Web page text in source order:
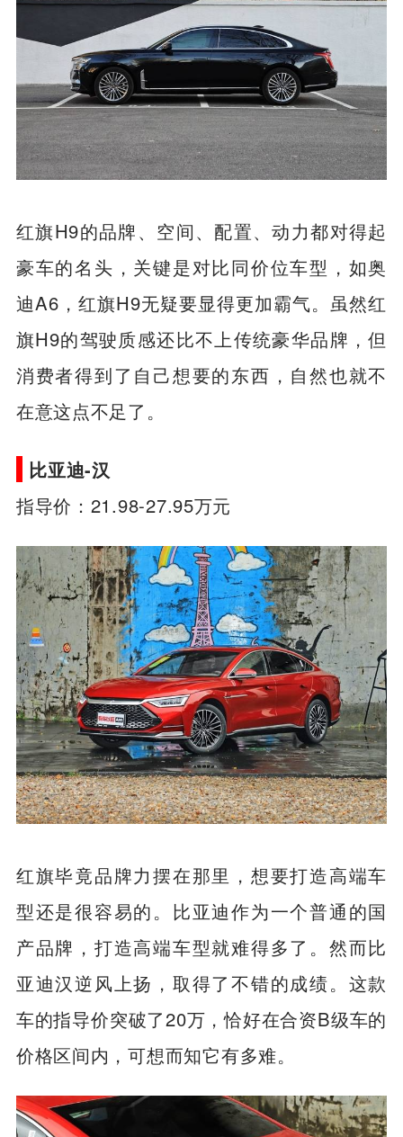
红旗H9的品牌、空间、配置、动力都对得起
豪车的名头，关键是对比同价位车型，如奥
迪A6，红旗H9无疑要显得更加霸气。虽然红
旗H9的驾驶质感还比不上传统豪华品牌，但
消费者得到了自己想要的东西，自然也就不
在意这点不足了。
比亚迪-汉
指导价：21.98-27.95万元
红旗毕竟品牌力摆在那里，想要打造高端车
型还是很容易的。比亚迪作为一个普通的国
产品牌，打造高端车型就难得多了。然而比
亚迪汉逆风上扬，取得了不错的成绩。这款
车的指导价突破了20万，恰好在合资B级车的
价格区间内，可想而知它有多难。